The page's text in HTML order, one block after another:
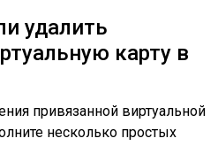
удалить
карту в
привязанной виртуальной
несколько простых